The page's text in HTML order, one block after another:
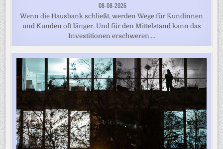
08-08-2026
Wenn die Hausbank schließt, werden Wege für Kundinnen
und Kunden oft länger. Und für den Mittelstand kann das
Investitionen erschweren....